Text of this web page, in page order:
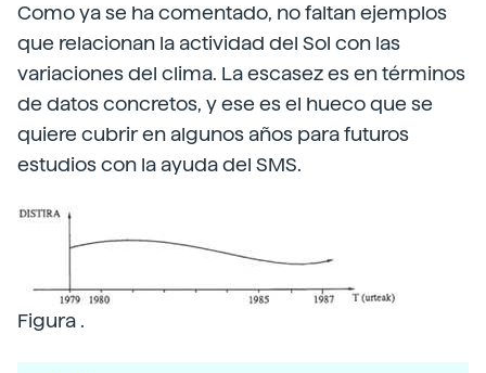
Como ya se ha comentado, no faltan ejemplos
que relacionan la actividad del Sol con las
variaciones del clima. La escasez es en términos
de datos concretos, y ese es el hueco que se
quiere cubrir en algunos años para futuros
estudios con la ayuda del SMS.
Figura .